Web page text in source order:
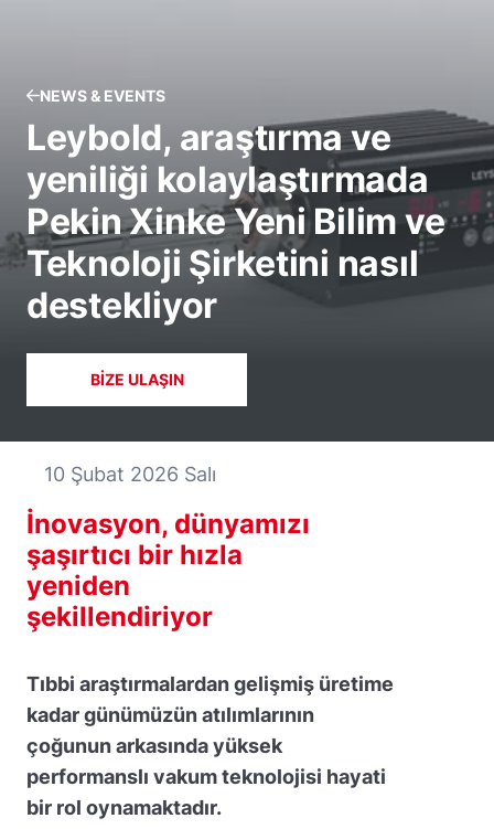
NEWS & EVENTS
Leybold, araştırma ve
yeniliği kolaylaştırmada
Pekin Xinke Yeni Bilim ve
Teknoloji Şirketini nasıl
destekliyor
BIZE ULAŞIN
10 Şubat 2026 Salı
İnovasyon, dünyamızı
şaşırtıcı bir hızla
yeniden
şekillendiriyor
Tıbbi araştırmalardan gelişmiş üretime
kadar günümüzün atılımlarının
çoğunun arkasında yüksek
performanslı vakum teknolojisi hayati
bir rol oynamaktadır.